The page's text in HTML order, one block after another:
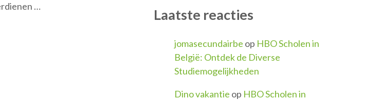
…
Laatste reacties
jomasecundairbe op HBO Scholen in
België: Ontdek de Diverse
Studiemogelijkheden
Dino vakantie op HBO Scholen in